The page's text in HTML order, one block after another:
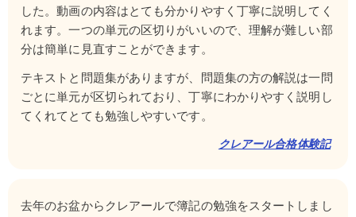
した。動画の内容はとても分かりやすく丁寧に説明してく
れます。一つの単元の区切りがいいので、理解が難しい部
分は簡単に見直すことができます。
テキストと問題集がありますが、問題集の方の解説は一問
ごとに単元が区切られており、丁寧にわかりやすく説明し
てくれてとても勉強しやすいです。
クレアール合格体験記
去年のお盆からクレアールで簿記の勉強をスタートしまし